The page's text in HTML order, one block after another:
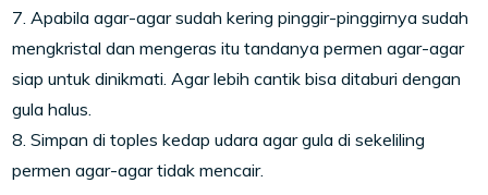
7. Apabila agar-agar sudah kering pinggir-pinggirnya sudah
mengkristal dan mengeras itu tandanya permen agar-agar
siap untuk dinikmati. Agar lebih cantik bisa ditaburi dengan
gula halus.
8. Simpan di toples kedap udara agar gula di sekeliling
permen agar-agar tidak mencair.